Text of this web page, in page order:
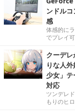
ンドル
感
体感的に
でプレイ可
クーデ
りな人
少女」
対応
ツンデレ
もりのヒ